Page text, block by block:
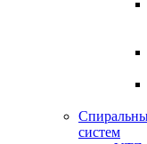
систем